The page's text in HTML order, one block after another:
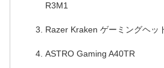
R3M1
Razer Kraken ゲーミングヘッ
ASTRO Gaming A40TR